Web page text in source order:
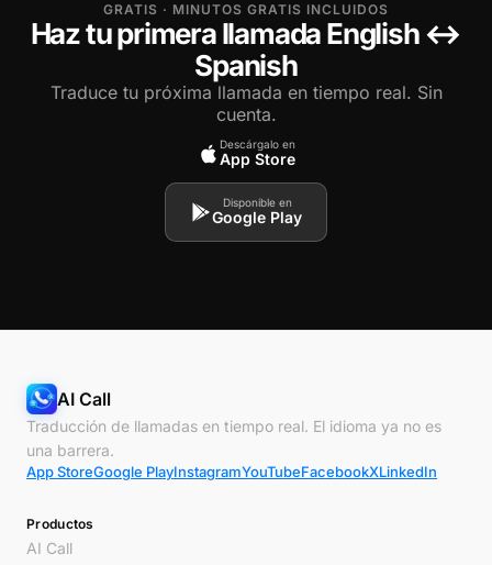
GRATIS · MINUTOS GRATIS INCLUIDOS
Haz tu primera llamada English ↔
Spanish
Traduce tu próxima llamada en tiempo real. Sin
cuenta.
Descárgalo en
App Store
Disponible en
Google Play
AI Call
Traducción de llamadas en tiempo real. El idioma ya no es
una barrera.
App StoreGoogle PlayInstagramYouTubeFacebookXLinkedIn
Productos
AI Call